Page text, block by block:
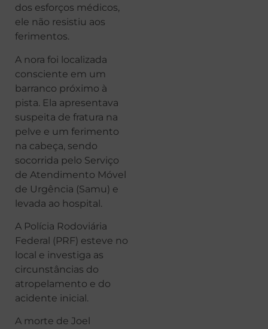
dos esforços médicos,
ele não resistiu aos
ferimentos.
A nora foi localizada
consciente em um
barranco próximo à
pista. Ela apresentava
suspeita de fratura na
pelve e um ferimento
na cabeça, sendo
socorrida pelo Serviço
de Atendimento Móvel
de Urgência (Samu) e
levada ao hospital.
A Polícia Rodoviária
Federal (PRF) esteve no
local e investiga as
circunstâncias do
atropelamento e do
acidente inicial.
A morte de Joel